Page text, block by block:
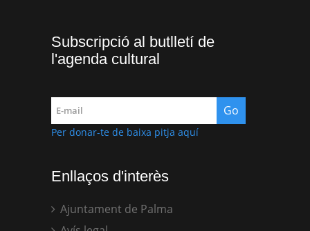
Subscripció al butlletí de
l'agenda cultural
Per donar-te de baixa pitja aquí
Enllaços d'interès
Ajuntament de Palma